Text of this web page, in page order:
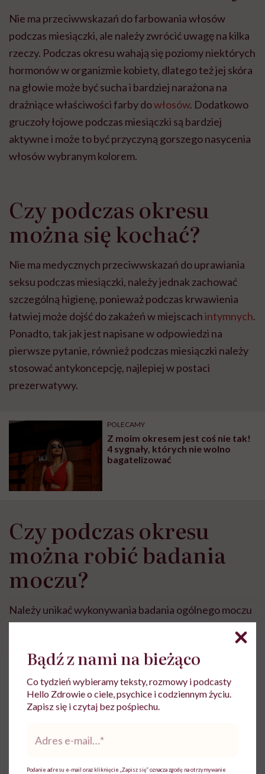
Nie ma przeciwwskazań do farbowania włosów
podczas miesiączki, ale należy zwrócić uwagę na kilka
rzeczy. Podczas okresu wahają się poziomy niektórych
hormonów w organizmie kobiety, dlatego też jej skóra
na głowie może być sucha i bardziej narażona na
drażniące właściwości farby dowłosów. Dodatkowo
gruczoły łojowe podczas miesiączki są bardziej
aktywne i może to być przyczyną gorszego nasycenia
włosów wybranym kolorem.
Czy podczas okresu
można się kochać?
Nie ma medycznych przeciwwskazań do uprawiania
seksu podczas miesiączki, należy jednak zachować
szczególną higienę, ponieważ podczas krwawienia
łatwiej może dojść do zakażeń w miejscachintymnych.
Ponadto, tak jak jest napisane w odpowiedzi na
pierwsze pytanie, również podczas miesiączki należy
stosować antykoncepcję, najlepiej w postaci
prezerwatywy.
POLECAMY
Z moim okresem jest coś nie tak!
4 sygnały, których nie wolno
bagatelizować
Czy podczas okresu
można robić badania
moczu?
Należy unikać wykonywania badania ogólnego moczu
podczas krwawienia miesiączkowego. Mocz
prawdopodobieństwem będzie zanieczyszczony
krwią z dróg rodnych i uzyskane wyniki będą fałszywe
(nawet minimalna, niewidoczna ilość krwi może
znacząco wpłynąć na wynik ogólny badania
Bądź z nami na bieżąco
Co tydzień wybieramy teksty, rozmowy i podcasty
Hello Zdrowie o ciele, psychice i codziennym życiu.
Zapisz się i czytaj bez pośpiechu.
*
Podanie adresu e-mail oraz kliknięcie „Zapisz się” oznacza zgodę na otrzymywanie